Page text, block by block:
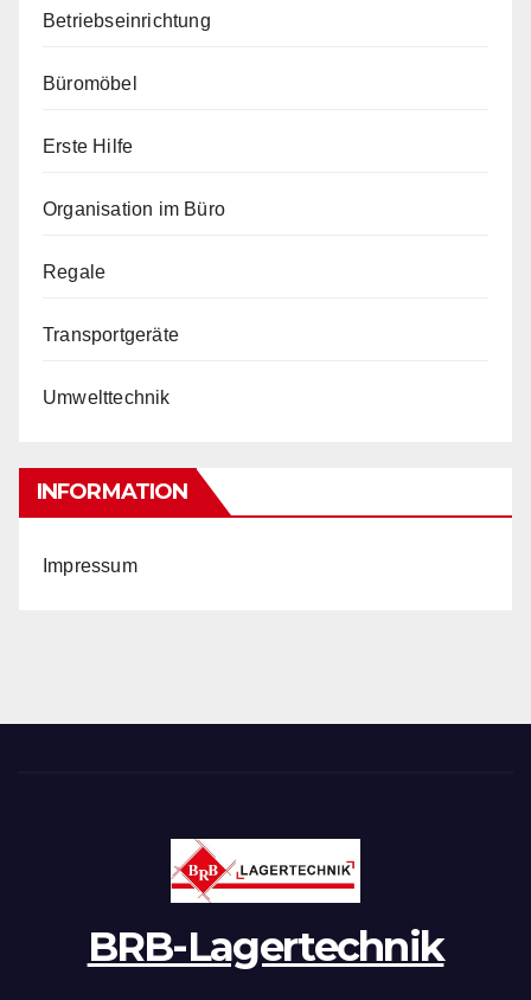
Betriebseinrichtung
Büromöbel
Erste Hilfe
Organisation im Büro
Regale
Transportgeräte
Umwelttechnik
INFORMATION
Impressum
BRB-Lagertechnik